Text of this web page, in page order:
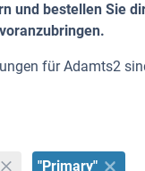
und bestellen Sie
für Adamts2
"Primary"